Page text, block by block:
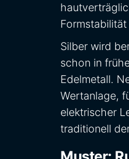
Silber wird
schon in
Edelmetall.
Wertanlage,
elektrischer
traditionell